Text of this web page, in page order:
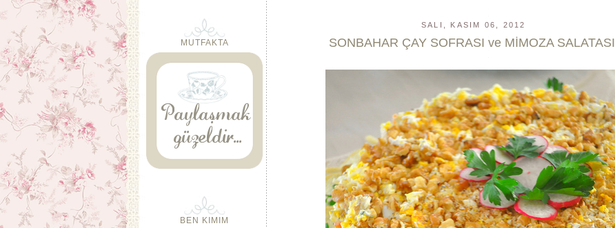
SALI, KASIM 06, 2012
SONBAHAR ÇAY SOFRASI ve MİMOZA SALATASI
MUTFAKTA
BEN KIMIM